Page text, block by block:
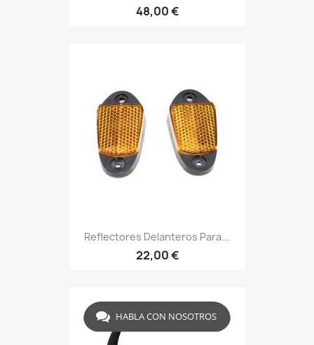
48,00 €
Reflectores Delanteros Para...
22,00 €
HABLA CON NOSOTROS